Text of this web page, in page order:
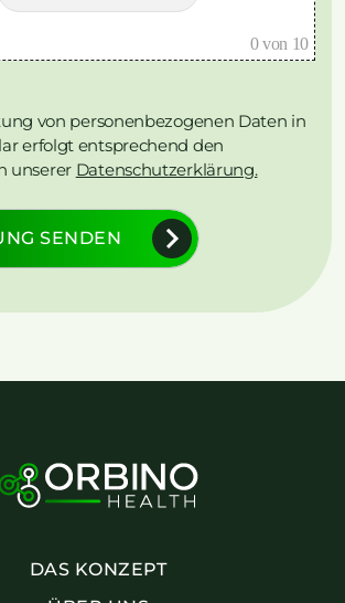
0von 10
von personenbezogenen Daten in
erfolgt entsprechend den
unserer Datenschutzerklärung.
SENDEN
DAS KONZEPT